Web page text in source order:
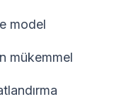
model
mükemmel